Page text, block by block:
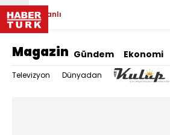
Canlı
Magazin Gündem Ekonomi
Televizyon Dünyadan